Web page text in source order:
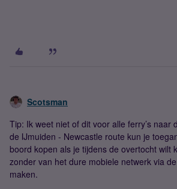
Scotsman
Tip: Ik weet niet of dit voor alle ferry’s naar
de IJmuiden - Newcastle route kun je
boord kopen als je tijdens de overtocht wilt
zonder van het dure mobiele netwerk via
maken.